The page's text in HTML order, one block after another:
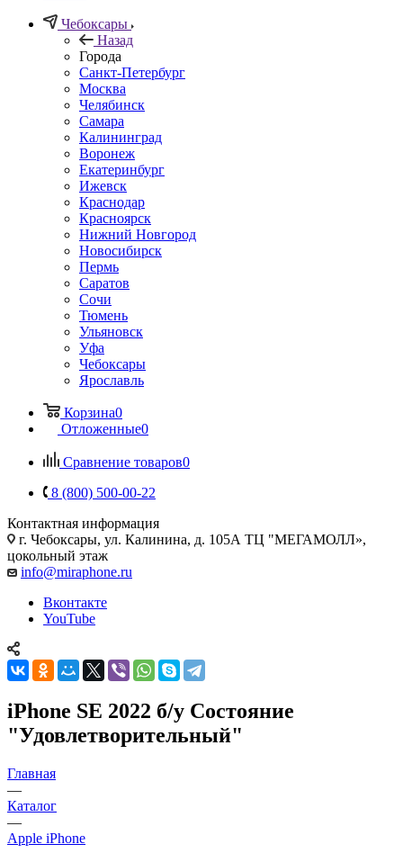
Чебоксары
Назад
Города
Санкт-Петербург
Москва
Челябинск
Самара
Калининград
Воронеж
Екатеринбург
Ижевск
Краснодар
Красноярск
Нижний Новгород
Новосибирск
Пермь
Саратов
Сочи
Тюмень
Ульяновск
Уфа
Чебоксары
Ярославль
Корзина0
Отложенные0
Сравнение товаров0
8 (800) 500-00-22
Контактная информация
г. Чебоксары, ул. Калинина, д. 105А ТЦ "МЕГАМОЛЛ»,
цокольный этаж
info@miraphone.ru
Вконтакте
YouTube
iPhone SE 2022 б/у Состояние
"Удовлетворительный"
Главная
—
Каталог
—
Apple iPhone